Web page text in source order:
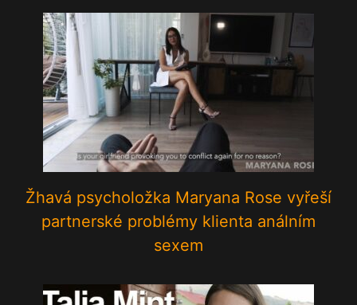
Žhavá psycholožka Maryana Rose vyřeší
partnerské problémy klienta análním
sexem